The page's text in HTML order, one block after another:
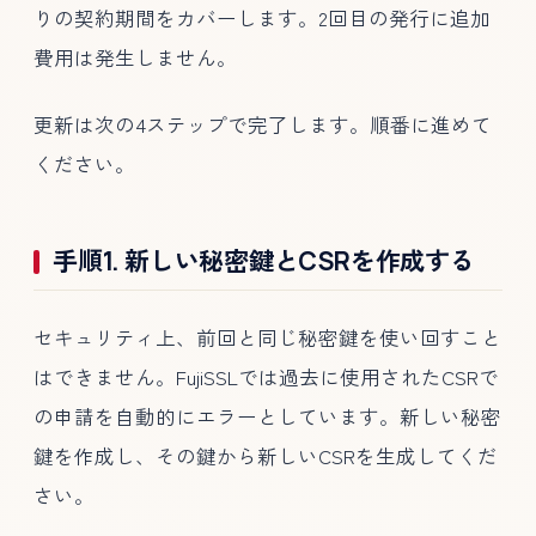
りの契約期間をカバーします。2回目の発行に追加
費用は発生しません。
更新は次の4ステップで完了します。順番に進めて
ください。
手順1. 新しい秘密鍵とCSRを作成する
セキュリティ上、前回と同じ秘密鍵を使い回すこと
はできません。FujiSSLでは過去に使用されたCSRで
の申請を自動的にエラーとしています。新しい秘密
鍵を作成し、その鍵から新しいCSRを生成してくだ
さい。